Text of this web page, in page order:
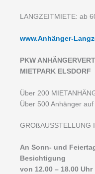
LANGZEITMIETE: ab
www.Anhänger-
PKW
MIETPARK ELSDORF
Über 200
Über 500 Anhänger
GROßAUSSTELLUNG
An Sonn- und
Besichtigung
von 12.00 – 18.00 Uhr